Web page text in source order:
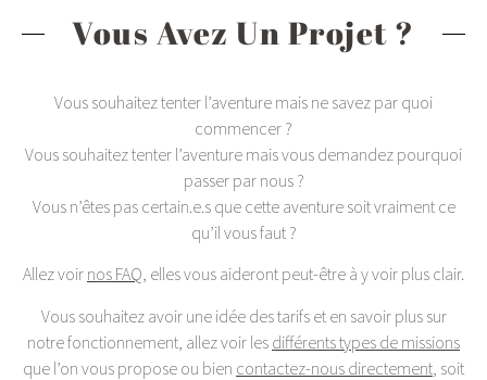
Vous Avez Un Projet ?
Vous souhaitez tenter l’aventure mais ne savez par quoi
commencer ?
Vous souhaitez tenter l’aventure mais vous demandez pourquoi
passer par nous ?
Vous n’êtes pas certain.e.s que cette aventure soit vraiment ce
qu’il vous faut ?
Allez voir nos FAQ, elles vous aideront peut-être à y voir plus clair.
Vous souhaitez avoir une idée des tarifs et en savoir plus sur
notre fonctionnement, allez voir les différents types de missions
que l’on vous propose ou bien contactez-nous directement , soit